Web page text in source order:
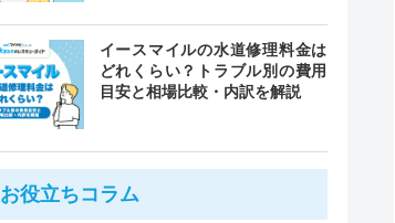
イースマイルの水道修理料金は
どれくらい？トラブル別の費用
目安と相場比較・内訳を解説
お役立ちコラム